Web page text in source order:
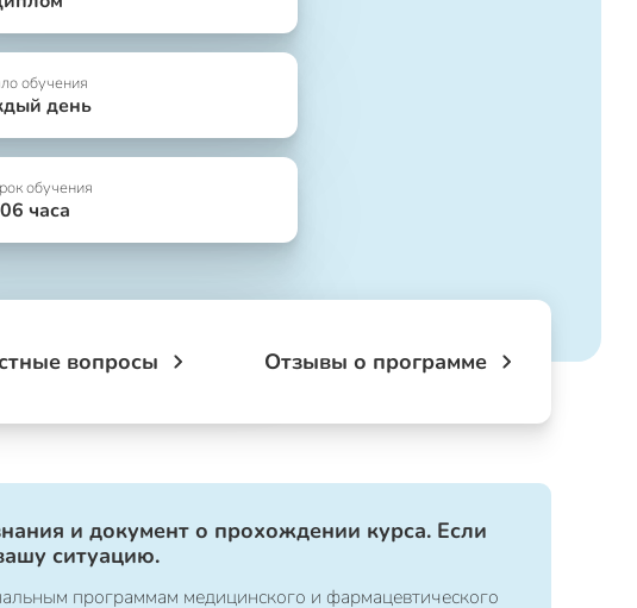
обучения
день
обучения
часа
вопросы Отзывы о программе
и документ о прохождении курса. Если
ситуацию.
программам медицинского и фармацевтического